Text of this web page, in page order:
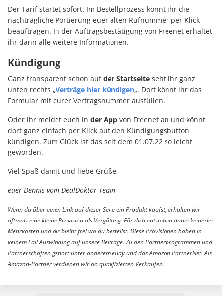
Der Tarif startet sofort. Im Bestellprozess könnt ihr die
nachträgliche Portierung euer alten Rufnummer per Klick
beauftragen. In der Auftragsbestätigung von Freenet erhaltet
ihr dann alle weitere Informationen.
Kündigung
Ganz transparent schon aufder Startseite seht ihr ganz
unten rechts „Verträge hier kündigen„. Dort könnt ihr das
Formular mit eurer Vertragsnummer ausfüllen.
Oder ihr meldet euch in der App von Freenet an und könnt
dort ganz einfach per Klick auf den Kündigungsbutton
kündigen. Zum Glück ist das seit dem 01.07.22 so leicht
geworden.
Viel Spaß damit und liebe Grüße,
euer Dennis vom DealDoktor-Team
Wenn du über einen Link auf dieser Seite ein Produkt kaufst, erhalten wir
oftmals eine kleine Provision als Vergütung. Für dich entstehen dabei keinerlei
Mehrkosten und dir bleibt frei wo du bestellst. Diese Provisionen haben in
keinem Fall Auswirkung auf unsere Beiträge. Zu den Partnerprogrammen und
Partnerschaften gehört unter anderem eBay und das Amazon PartnerNet. Als
Amazon-Partner verdienen wir an qualifizierten Verkäufen.